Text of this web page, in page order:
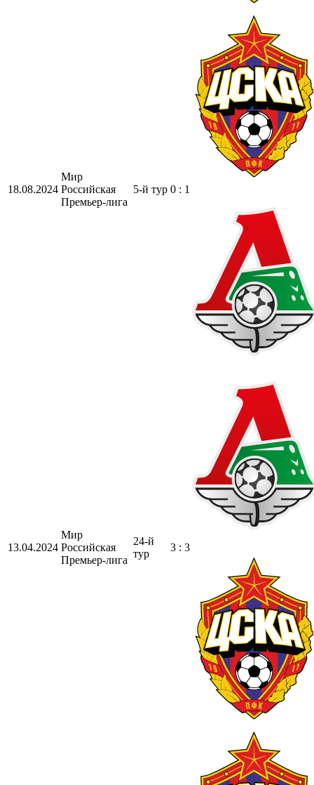
18.08.2024
Мир
Российская
Премьер-лига
5-й тур 0 : 1
13.04.2024
Мир
Российская
Премьер-лига
24-й
тур
3 : 3